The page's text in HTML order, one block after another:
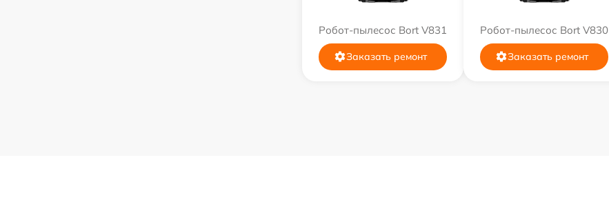
Робот-пылесос Bort V831
Заказать ремонт
Робот-пылесос Bort V830
Заказать ремонт